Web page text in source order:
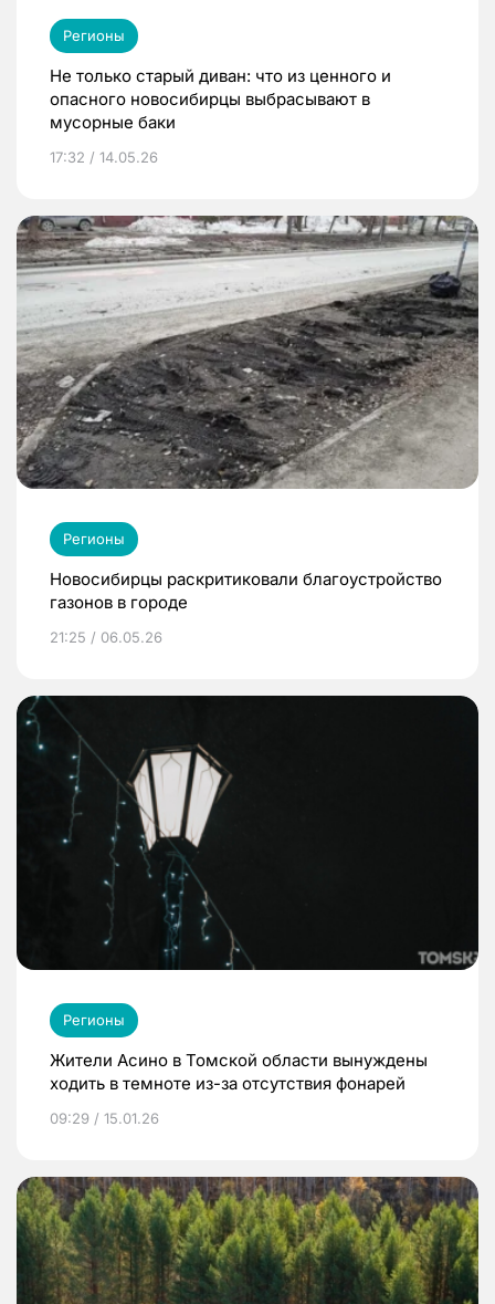
Регионы
Не только старый диван: что из ценного и
опасного новосибирцы выбрасывают в
мусорные баки
17:32 / 14.05.26
Регионы
Новосибирцы раскритиковали благоустройство
газонов в городе
21:25 / 06.05.26
Регионы
Жители Асино в Томской области вынуждены
ходить в темноте из-за отсутствия фонарей
09:29 / 15.01.26